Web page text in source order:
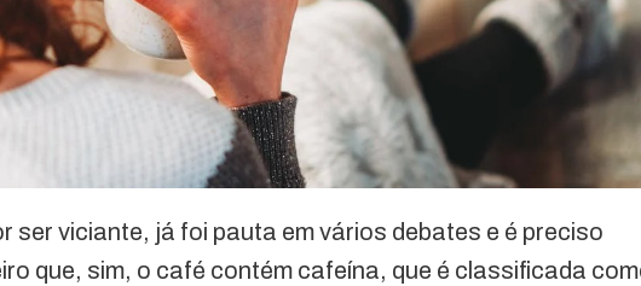
ser viciante, já foi pauta em vários debates e é preciso
que, sim, o café contém cafeína, que é classificada